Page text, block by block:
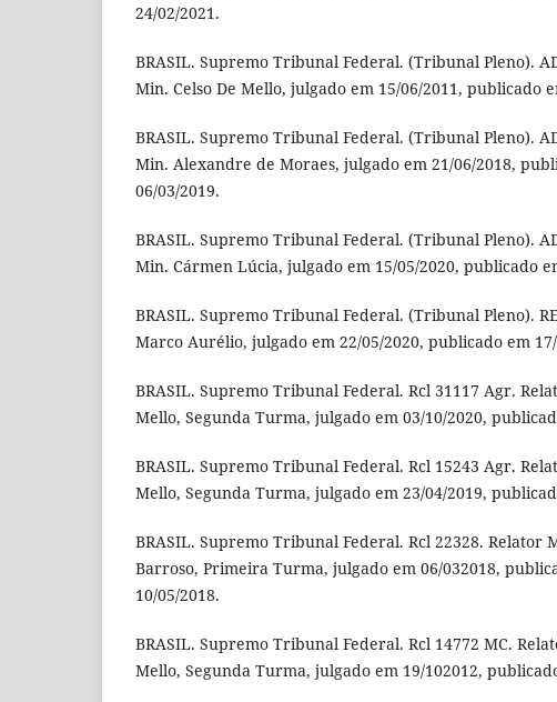
24/02/2021.
BRASIL. Supremo Tribunal Federal. (Tribunal Pleno).
Min. Celso De Mello, julgado em 15/06/2011, publicado
BRASIL. Supremo Tribunal Federal. (Tribunal Pleno).
Min. Alexandre de Moraes, julgado em 21/06/2018,
06/03/2019.
BRASIL. Supremo Tribunal Federal. (Tribunal Pleno).
Min. Cármen Lúcia, julgado em 15/05/2020, publicado
BRASIL. Supremo Tribunal Federal. (Tribunal Pleno).
Marco Aurélio, julgado em 22/05/2020, publicado em
BRASIL. Supremo Tribunal Federal. Rcl 31117 Agr.
Mello, Segunda Turma, julgado em 03/10/2020,
BRASIL. Supremo Tribunal Federal. Rcl 15243 Agr.
Mello, Segunda Turma, julgado em 23/04/2019,
BRASIL. Supremo Tribunal Federal. Rcl 22328. Relator
Barroso, Primeira Turma, julgado em 06/032018,
10/05/2018.
BRASIL. Supremo Tribunal Federal. Rcl 14772 MC.
Mello, Segunda Turma, julgado em 19/102012,